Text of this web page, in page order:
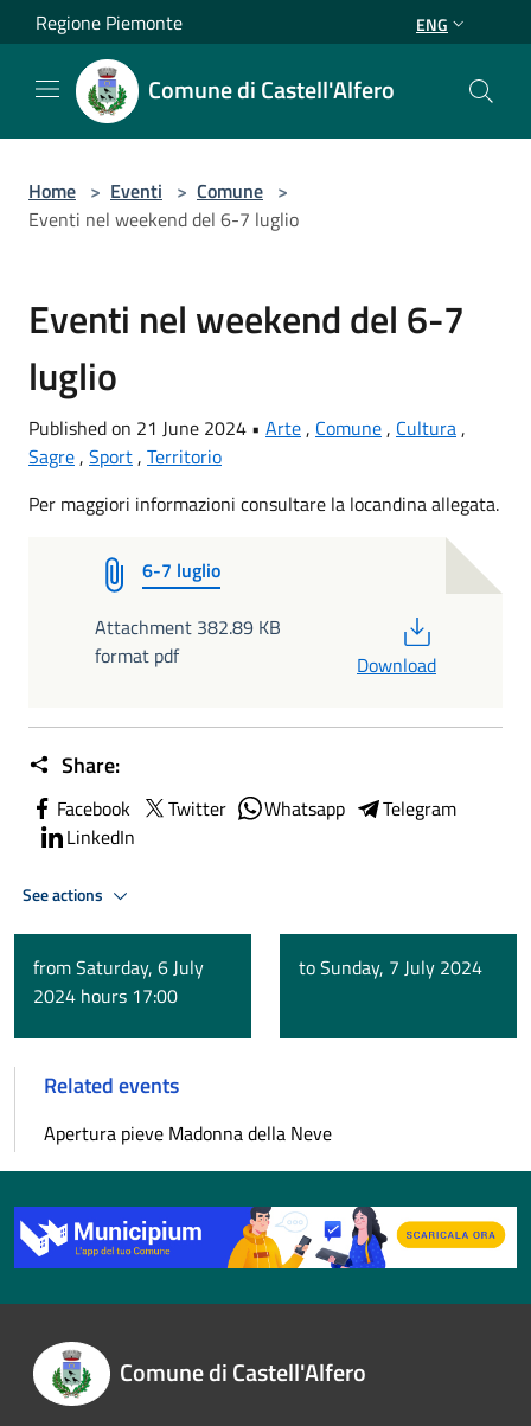
Salta al contenuto principale
Regione Piemonte ENG
Comune di Castell'Alfero
Home > Eventi > Comune >
Eventi nel weekend del 6-7 luglio
Eventi nel weekend del 6-7
luglio
Published on 21 June 2024 • Arte, Comune, Cultura,
Sagre, Sport, Territorio
Per maggiori informazioni consultare la locandina allegata.
6-7 luglio
Attachment 382.89 KB
format pdf
Download
Share:
Facebook Twitter Whatsapp
Telegram
LinkedIn
See actions
from Saturday, 6 July
2024 hours 17:00
to Sunday, 7 July 2024
Related events
Apertura pieve Madonna della Neve
Comune di Castell'Alfero